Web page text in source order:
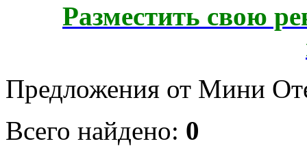
Разместить свою
Предложения от Мини
Всего найдено: 0